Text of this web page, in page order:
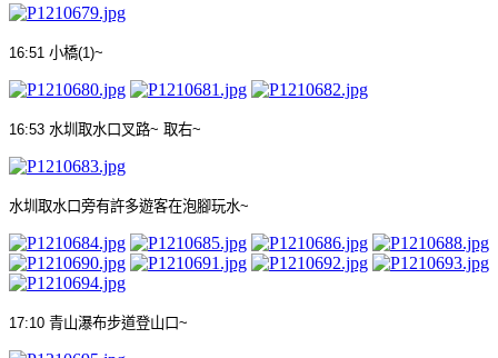
16:51 小橋(1)~
16:53 水圳取水口叉路~ 取右~
水圳取水口旁有許多遊客在泡腳玩水~
17:10 青山瀑布步道登山口~